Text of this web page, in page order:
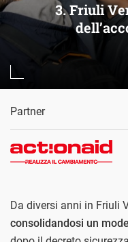
3. Friuli
Partner
Da diversi anni in Friuli
consolidandosi un